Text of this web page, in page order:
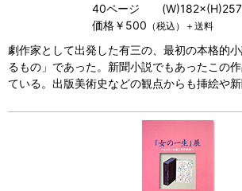
40ページ (W)182×(H)257
価格￥500 （税込）＋送料
劇作家として出発した有三の、最初の本格的
るもの」であった。新聞小説でもあったこの
ている。出版美術史などの観点からも挿絵や新